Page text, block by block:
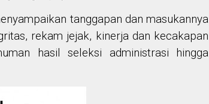
tanggapan dan masukannya
rekam jejak, kinerja dan kecakapan
hasil seleksi administrasi hingga